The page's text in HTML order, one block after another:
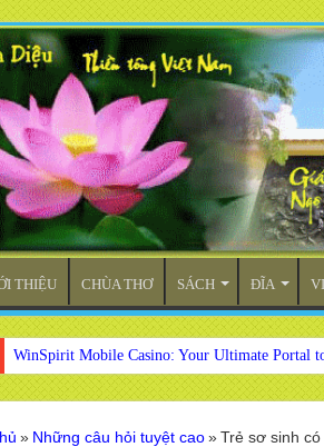
THIỆU CHÙA THƠ SÁCH ĐĨA
WinSpirit Mobile Casino: Your Ultimate Portal
» Những câu hỏi tuyệt cao » Trẻ sơ sinh